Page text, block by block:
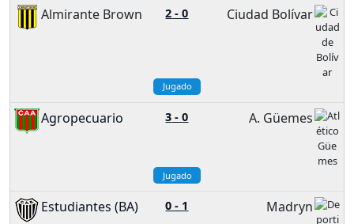
Almirante Brown
2 -0 Ciudad Bolívar
Jugado
Agropecuario 3 -0 A. Güemes
Jugado
Estudiantes (BA) 0 - 1 Madryn